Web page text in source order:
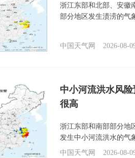
浙江东部和北部、安徽
部分地区发生渍涝的气
中国天气网 2026-08-
中小河流洪水风
很高
浙江东部和南部部分地
发生中小河流洪水的气
中国天气网
2026-08-